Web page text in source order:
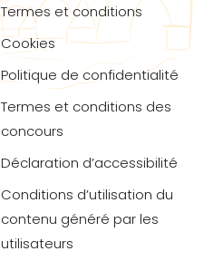
Termes et conditions
Cookies
Politique de confidentialité
Termes et conditions des
concours
Déclaration d’accessibilité
Conditions d’utilisation du
contenu généré par les
utilisateurs